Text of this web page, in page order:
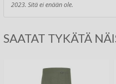
2023. Sitä ei enään ole.
SAATAT TYKÄTÄ